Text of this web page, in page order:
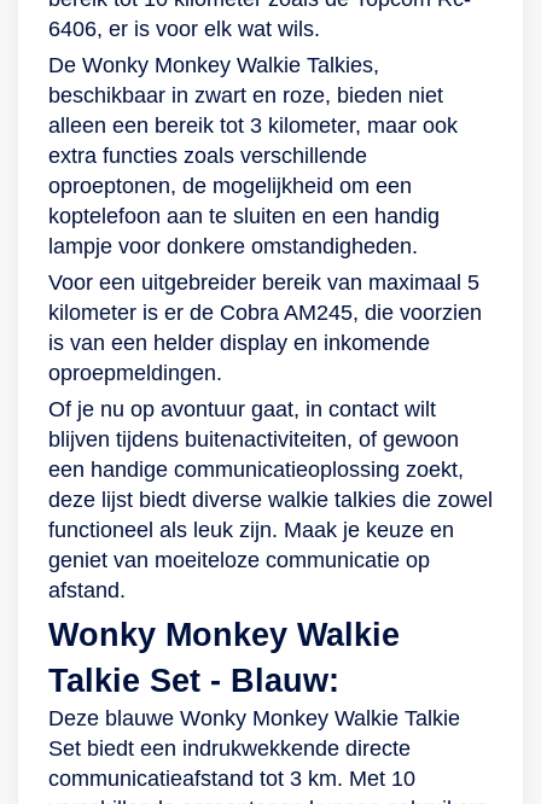
op je belkosten met
Wonky Monkey
Walkie!
6406, er is voor elk wat wils.
De Wonky Monkey Walkie Talkies,
beschikbaar in zwart en roze, bieden niet
alleen een bereik tot 3 kilometer, maar ook
extra functies zoals verschillende
oproeptonen, de mogelijkheid om een
koptelefoon aan te sluiten en een handig
lampje voor donkere omstandigheden.
Voor een uitgebreider bereik van maximaal 5
kilometer is er de Cobra AM245, die voorzien
is van een helder display en inkomende
oproepmeldingen.
Of je nu op avontuur gaat, in contact wilt
blijven tijdens buitenactiviteiten, of gewoon
een handige communicatieoplossing zoekt,
deze lijst biedt diverse walkie talkies die zowel
functioneel als leuk zijn. Maak je keuze en
geniet van moeiteloze communicatie op
afstand.
Wonky Monkey Walkie
Talkie Set - Blauw:
Deze blauwe Wonky Monkey Walkie Talkie
Set biedt een indrukwekkende directe
communicatieafstand tot 3 km. Met 10